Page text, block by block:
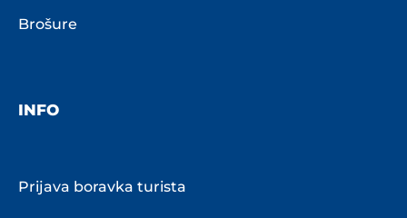
Brošure
INFO
Prijava boravka turista